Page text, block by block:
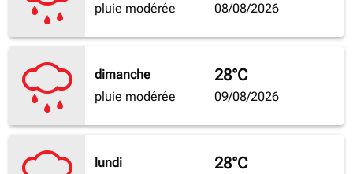
pluie modérée
08/08/2026
dimanche
pluie modérée
28°C
09/08/2026
lundi
28°C